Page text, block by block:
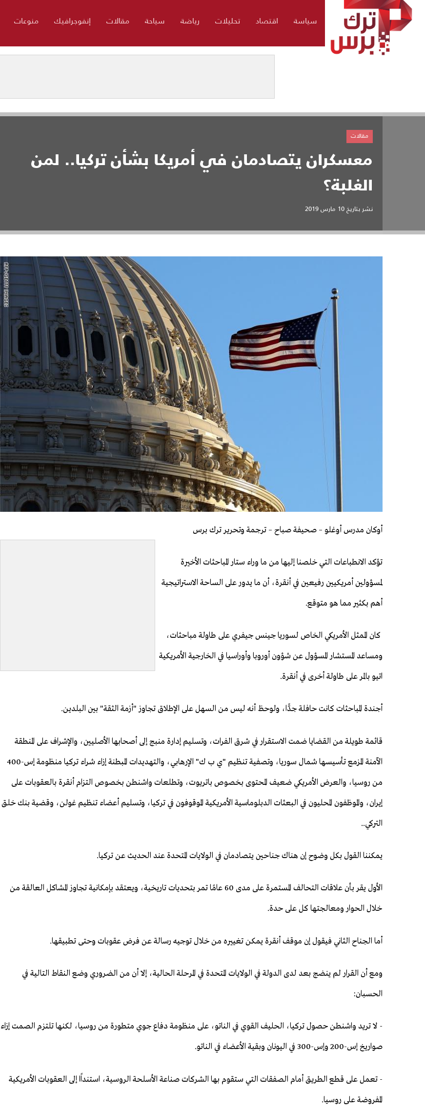
سياسة اقتصاد تحليلات رياضة سياحة مقالات إنفوجرافيك منوعات
معسكران يتصادمان في أمريكا بشأن تركيا.. لمن
الغلبة؟
نشر بتاريخ10 مارس 2019
مقالات
أوكان مدرس أوغلو – صحيفة صباح – ترجمة وتحرير ترك برس
تؤكد الانطباعات التي خلصنا إليها من ما وراء ستار المباحثات الأخيرة
لمسؤولين أمريكيين رفيعين في أنقرة، أن ما يدور على الساحة الاستراتيجية
أهم بكثير مما هو متوقع.
كان الممثل الأمريكي الخاص لسوريا جينس جيفري على طاولة مباحثات،
ومساعد المستشار المسؤول عن شؤون أوروبا وأوراسيا في الخارجية الأمريكية
اتيو بالمر على طاولة أخرى في أنقرة.
أجندة المباحثات كانت حافلة جدًّا، ولوحظ أنه ليس من السهل على الإطلاق تجاوز "أزمة الثقة" بين البلدين.
قائمة طويلة من القضايا ضمت الاستقرار في شرق الفرات، وتسليم إدارة منبج إلى أصحابها الأصليين، والإشراف على المنطقة
الآمنة المزمع تأسيسها شمال سوريا، وتصفية تنظيم "ي ب ك" الإرهابي، والتهديدات المبطنة إزاء شراء تركيا منظومة إس-400
من روسيا، والعرض الأمريكي ضعيف المحتوى بخصوص باتريوت، وتطلعات واشنطن بخصوص التزام أنقرة بالعقوبات على
إيران، والموظفون المحليون في البعثات الدبلوماسية الأمريكية الموقوفون في تركيا، وتسليم أعضاء تنظيم غولن، وقضية بنك خلق
التركي..
يمكننا القول بكل وضوح إن هناك جناحين يتصادمان في الولايات المتحدة عند الحديث عن تركيا.
الأول يقر بأن علاقات التحالف المستمرة على مدى 60 عامًا تمر بتحديات تاريخية، ويعتقد بإمكانية تجاوز المشاكل العالقة من
خلال الحوار ومعالجتها كل على حدة.
أما الجناح الثاني فيقول إن موقف أنقرة يمكن تغييره من خلال توجيه رسالة عن فرض عقوبات وحتى تطبيقها.
ومع أن القرار لم ينضج بعد لدى الدولة في الولايات المتحدة في المرحلة الحالية، إلا أن من الضروري وضع النقاط التالية في
الحسبان:
- لا تريد واشنطن حصول تركيا، الحليف القوي في الناتو، على منظومة دفاع جوي متطورة من روسيا، لكنها تلتزم الصمت إزاء
صواريخ إس-200 وإس-300 في اليونان وبقية الأعضاء في الناتو.
- تعمل على قطع الطريق أمام الصفقات التي ستقوم بها الشركات صناعة الأسلحة الروسية، استنداًا إلى العقوبات الأمريكية
المفروضة على روسيا.